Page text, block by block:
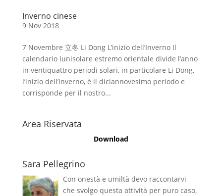
Inverno cinese
9 Nov 2018
7 Novembre 立冬 Li Dong L’inizio dell’Inverno Il
calendario lunisolare estremo orientale divide l’anno
in ventiquattro periodi solari, in particolare Li Dong,
l’inizio dell’inverno, è il diciannovesimo periodo e
corrisponde per il nostro...
Area Riservata
Download
Sara Pellegrino
Con onestà e umiltà devo raccontarvi
che svolgo questa attività per puro caso,